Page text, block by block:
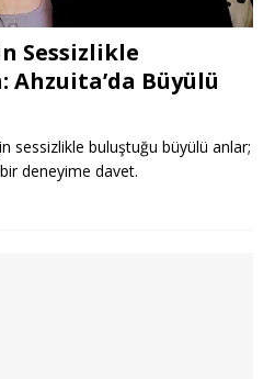
Sessizlikle
Ahzuita’da Büyülü
sessizlikle buluştuğu büyülü anlar;
deneyime davet.